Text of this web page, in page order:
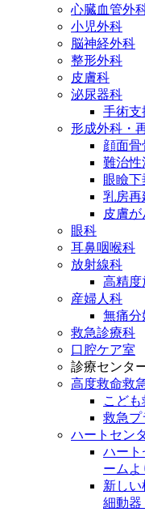
心臓血管外
小児外科
脳神経外科
整形外科
皮膚科
泌尿器科
手術支
形成外科・
顔面骨
難治性
眼瞼下
乳房再
皮膚
眼科
耳鼻咽喉科
放射線科
高精度
産婦人科
無痛分
救急診療科
口腔ケア室
診療センタ
高度救命救
こど
救急プ
ハートセン
ハー
ームよ
新し
細動器